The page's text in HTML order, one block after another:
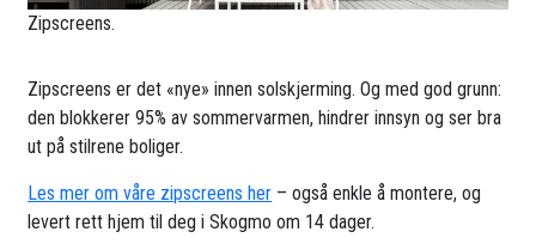
Zipscreens.
Zipscreens er det «nye» innen solskjerming. Og med god grunn:
den blokkerer 95% av sommervarmen, hindrer innsyn og ser bra
ut på stilrene boliger.
Les mer om våre zipscreens her – også enkle å montere, og
levert rett hjem til deg i Skogmo om 14 dager.